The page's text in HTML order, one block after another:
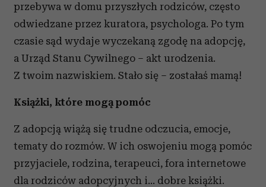
przebywa w domu przyszłych rodziców, często
odwiedzane przez kuratora, psychologa. Po tym
czasie sąd wydaje wyczekaną zgodę na adopcję,
a Urząd Stanu Cywilnego – akt urodzenia.
Z twoim nazwiskiem. Stało się – zostałaś mamą!
Książki, które mogą pomóc
Z adopcją wiążą się trudne odczucia, emocje,
tematy do rozmów. W ich oswojeniu mogą pomóc
przyjaciele, rodzina, terapeuci, fora internetowe
dla rodziców adopcyjnych i… dobre książki.